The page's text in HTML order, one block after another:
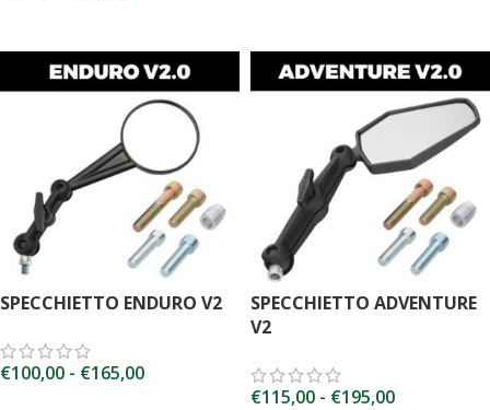
SPECCHIETTO ENDURO V2
€100,00 - €165,00
SPECCHIETTO ADVENTURE
V2
€115,00 - €195,00